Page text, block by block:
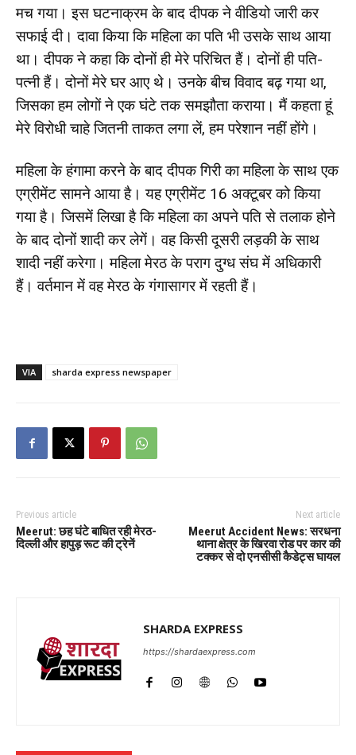
मच गया। इस घटनाक्रम के बाद दीपक ने वीडियो जारी कर
सफाई दी। दावा किया कि महिला का पति भी उसके साथ आया
था। दीपक ने कहा कि दोनों ही मेरे परिचित हैं। दोनों ही पति-
पत्नी हैं। दोनों मेरे घर आए थे। उनके बीच विवाद बढ़ गया था,
जिसका हम लोगों ने एक घंटे तक समझौता कराया। मैं कहता हूं
मेरे विरोधी चाहे जितनी ताकत लगा लें, हम परेशान नहीं होंगे।
महिला के हंगामा करने के बाद दीपक गिरी का महिला के साथ एक
एग्रीमेंट सामने आया है। यह एग्रीमेंट 16 अक्टूबर को किया
गया है। जिसमें लिखा है कि महिला का अपने पति से तलाक होने
के बाद दोनों शादी कर लेगें। वह किसी दूसरी लड़की के साथ
शादी नहीं करेगा। महिला मेरठ के पराग दुग्ध संघ में अधिकारी
हैं। वर्तमान में वह मेरठ के गंगासागर में रहती हैं।
VIA sharda express newspaper
Previous article
Meerut: छह घंटे बाधित रही मेरठ-
दिल्ली और हापुड़ रूट की ट्रेनें
Next article
Meerut Accident News: सरधना
थाना क्षेत्र के खिरवा रोड पर कार की
टक्कर से दो एनसीसी कैडेट्स घायल
SHARDA EXPRESS
https://shardaexpress.com